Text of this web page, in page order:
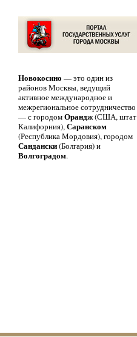
Новокосино — это один из
районов Москвы, ведущий
активное международное и
межрегиональное сотрудничество
— с городомОрандж(США, штат
Калифорния),Саранском
(Республика Мордовия), городом
Сандански(Болгария) и
Волгоградом.